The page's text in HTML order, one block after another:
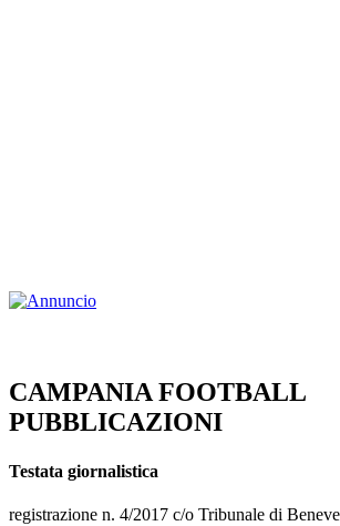
CAMPANIA FOOTBALL
PUBBLICAZIONI
Testata giornalistica
registrazione n. 4/2017 c/o Tribunale di